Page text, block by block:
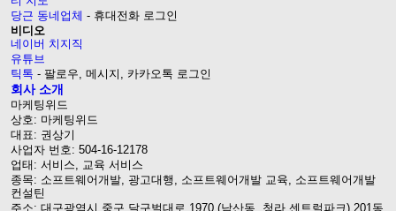
당근 동네업체 - 휴대전화 로그인
비디오
네이버 치지직
유튜브
틱톡 - 팔로우, 메시지, 카카오톡 로그인
회사 소개
마케팅위드
상호: 마케팅위드
대표: 권상기
사업자 번호: 504-16-12178
업태: 서비스, 교육 서비스
종목: 소프트웨어개발, 광고대행, 소프트웨어개발 교육, 소프트웨어개발
컨설틴
주소: 대구광역시 중구 달구벌대로 1970 (남산동, 청라 센트럴파크) 201동